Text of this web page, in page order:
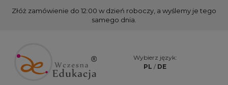
Złóż zamówienie do 12:00 w dzień roboczy, a wyślemy je tego
samego dnia.
Wybierz język:
PL / DE